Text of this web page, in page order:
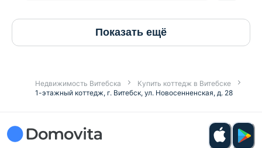
Показать ещё
Недвижимость Витебска
Купить коттедж в Витебске
1-этажный коттедж, г. Витебск, ул. Новосенненская, д. 28